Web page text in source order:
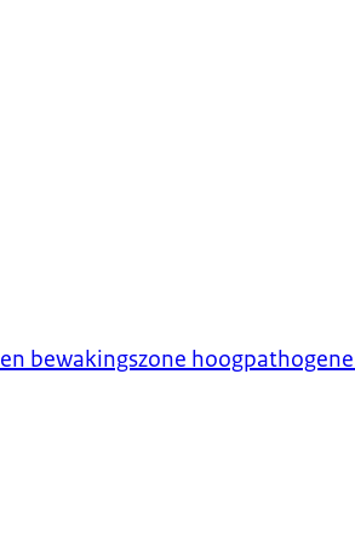
bewakingszone